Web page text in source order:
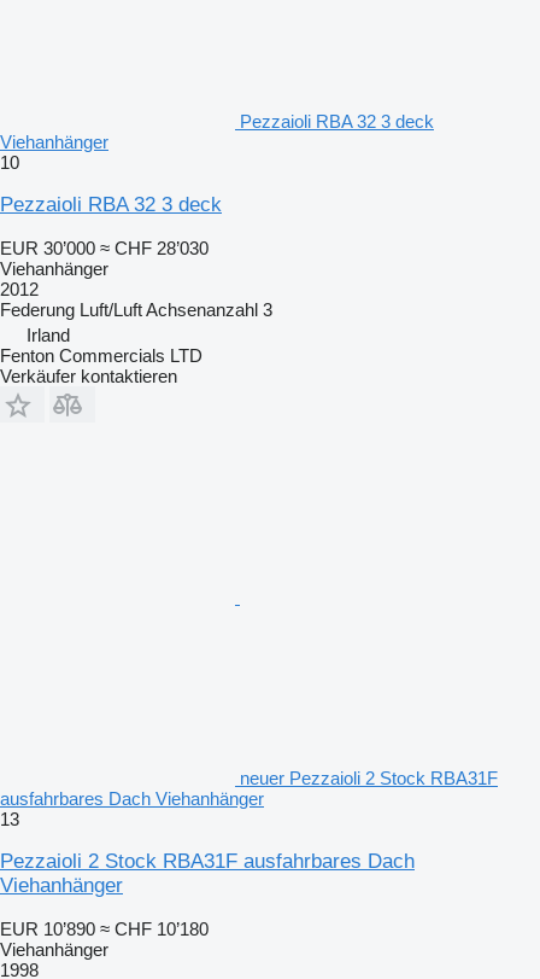
Pezzaioli RBA 32 3 deck
Viehanhänger
10
Pezzaioli RBA 32 3 deck
EUR 30’000 ≈ CHF 28’030
Viehanhänger
2012
Federung Luft/LuftAchsenanzahl 3
Irland
Fenton Commercials LTD
Verkäufer kontaktieren
neuer Pezzaioli 2 Stock RBA31F
ausfahrbares Dach Viehanhänger
13
Pezzaioli 2 Stock RBA31F ausfahrbares Dach
Viehanhänger
EUR 10’890 ≈ CHF 10’180
Viehanhänger
1998